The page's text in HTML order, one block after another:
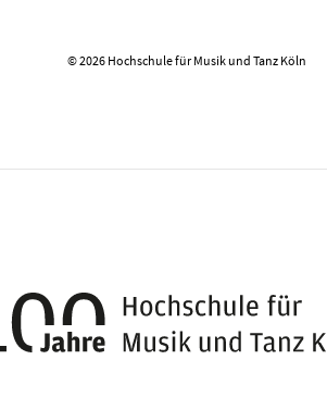
© 2026 Hochschule für Musik und Tanz Köln